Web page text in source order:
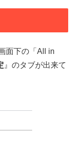
面下の「All in
』のタブが出来て